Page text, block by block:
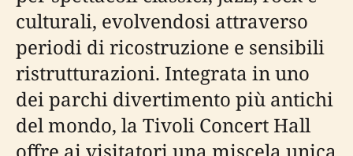
culturali, evolvendosi attraverso
periodi di ricostruzione e sensibili
ristrutturazioni. Integrata in uno
dei parchi divertimento più antichi
del mondo, la Tivoli Concert Hall